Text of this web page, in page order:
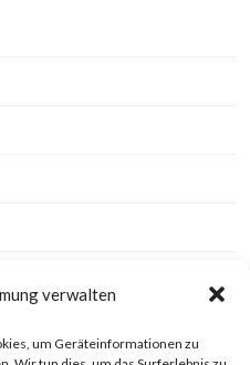
verwalten
um Geräteinformationen zu